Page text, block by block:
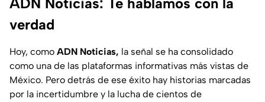
verdad
Hoy, como ADN Noticias, la señal se ha consolidado
como una de las plataformas informativas más vistas de
México. Pero detrás de ese éxito hay historias marcadas
por la incertidumbre y la lucha de cientos de